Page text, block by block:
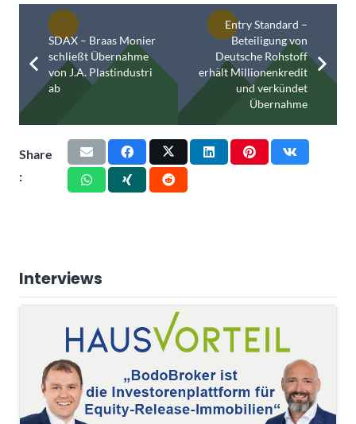
SDAX – Braas Monier
schließt Übernahme
von J.A. Plastindustri
ab
Entry Standard –
Beteiligung von
Deutsche Rohstoff
erhält Millionenkredit
und verkündet
Übernahme
Share
:
Interviews